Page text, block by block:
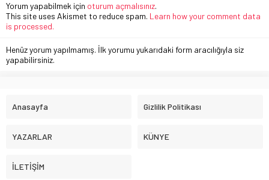
Yorum yapabilmek için oturum açmalısınız.
This site uses Akismet to reduce spam. Learn how your comment data
is processed.
Henüz yorum yapılmamış. İlk yorumu yukarıdaki form aracılığıyla siz
yapabilirsiniz.
Anasayfa Gizlilik Politikası
YAZARLAR KÜNYE
İLETİŞİM